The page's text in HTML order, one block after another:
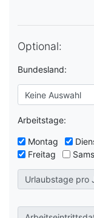
Optional:
Bundesland:
Arbeitstage:
Montag
Freitag
Urlaubstage pro